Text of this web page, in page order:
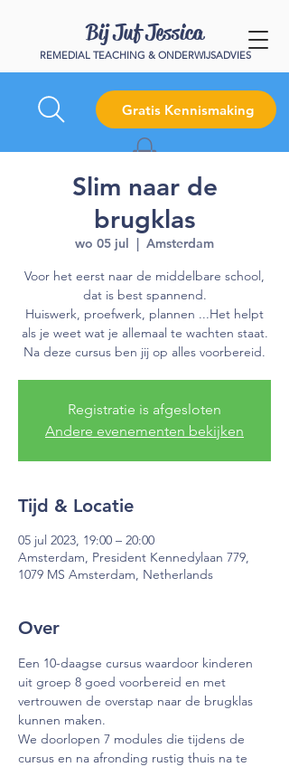
Bij Juf Jessica
REMEDIAL TEACHING & ONDERWIJSADVIES
Gratis Kennismaking
Slim naar de
brugklas
wo 05 jul
  |
Amsterdam
Voor het eerst naar de middelbare school,
dat is best spannend.
Huiswerk, proefwerk, plannen ...Het helpt
als je weet wat je allemaal te wachten staat.
Na deze cursus ben jij op alles voorbereid.
Registratie is afgesloten
Andere evenementen bekijken
Tijd & Locatie
05 jul 2023, 19:00 – 20:00
Amsterdam, President Kennedylaan 779,
1079 MS Amsterdam, Netherlands
Over
Een 10-daagse cursus waardoor kinderen
uit groep 8 goed voorbereid en met
vertrouwen de overstap naar de brugklas
kunnen maken.
We doorlopen 7 modules die tijdens de
cursus en na afronding rustig thuis na te